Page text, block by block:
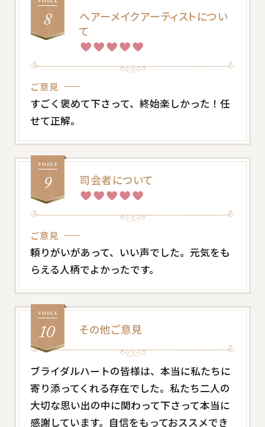
ヘアーメイクアーティストについ
て
ご意見
すごく褒めて下さって、終始楽しかった！任
せて正解。
司会者について
ご意見
頼りがいがあって、いい声でした。元気をも
らえる人柄でよかったです。
その他ご意見
ブライダルハートの皆様は、本当に私たちに
寄り添ってくれる存在でした。私たち二人の
大切な思い出の中に関わって下さって本当に
感謝しています。自信をもっておススメでき